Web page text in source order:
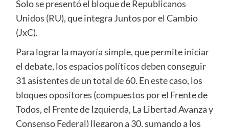
Solo se presentó el bloque de Republicanos
Unidos (RU), que integra Juntos por el Cambio
(JxC).
Para lograr la mayoría simple, que permite iniciar
el debate, los espacios políticos deben conseguir
31 asistentes de un total de 60. En este caso, los
bloques opositores (compuestos por el Frente de
Todos, el Frente de Izquierda, La Libertad Avanza y
Consenso Federal) llegaron a 30, sumando a los